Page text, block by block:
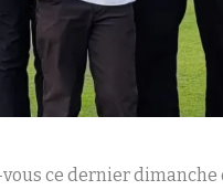
ce dernier